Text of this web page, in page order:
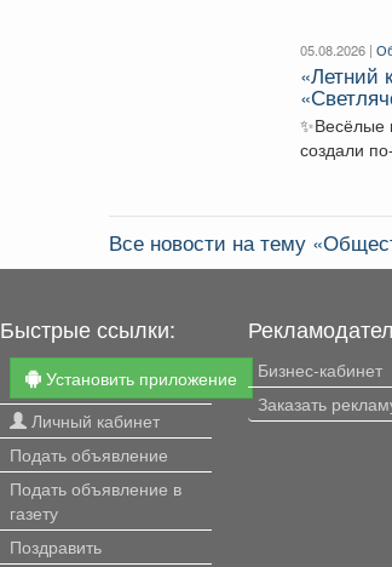
05.08.2026 |
«Летний
✨Весёлые
создали
Все новости на тему
Быстрые ссылки:
Установить приложение
Личный кабинет
Подать объявление
Подать объявление в
газету
Поздравить
Бизнес-кабинет
Заказать